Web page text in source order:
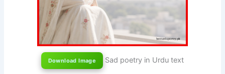
Download Image Sad poetry in Urdu text